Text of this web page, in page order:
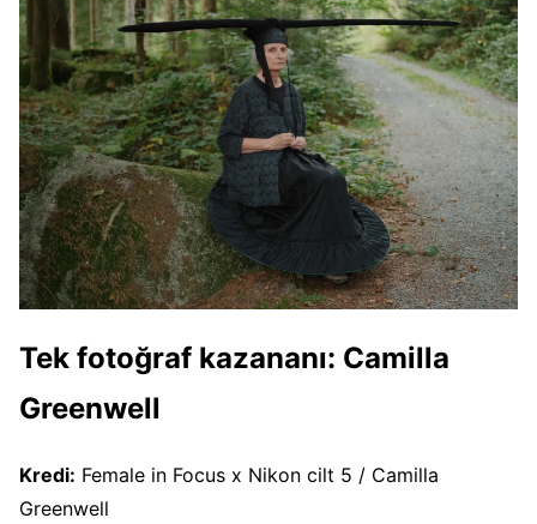
Tek fotoğraf kazananı: Camilla
Greenwell
Kredi: Female in Focus x Nikon cilt 5 / Camilla
Greenwell